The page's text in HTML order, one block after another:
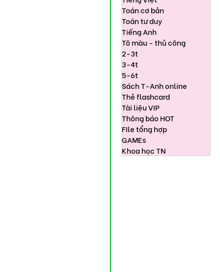
Toán cơ bản
Toán tư duy
Tiếng Anh
Tô màu - thủ công
2-3t
3-4t
5-6t
Sách T-Anh online
Thẻ flashcard
Tài liệu VIP
Thông báo HOT
FIle tổng hợp
GAMEs
Khoa học TN